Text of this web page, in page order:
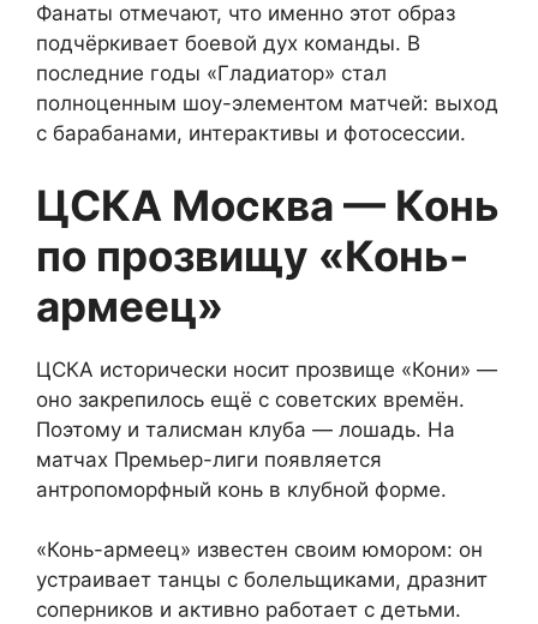
Фанаты отмечают, что именно этот образ
подчёркивает боевой дух команды. В
последние годы «Гладиатор» стал
полноценным шоу-элементом матчей: выход
с барабанами, интерактивы и фотосессии.
ЦСКА Москва — Конь
по прозвищу «Конь-
армеец»
ЦСКА исторически носит прозвище «Кони» —
оно закрепилось ещё с советских времён.
Поэтому и талисман клуба — лошадь. На
матчах Премьер-лиги появляется
антропоморфный конь в клубной форме.
«Конь-армеец» известен своим юмором: он
устраивает танцы с болельщиками, дразнит
соперников и активно работает с детьми.